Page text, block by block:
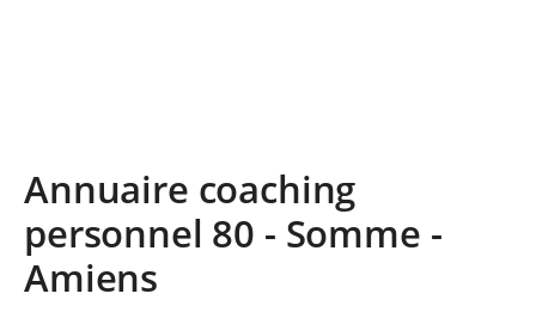
Annuaire coaching
personnel 80 - Somme -
Amiens